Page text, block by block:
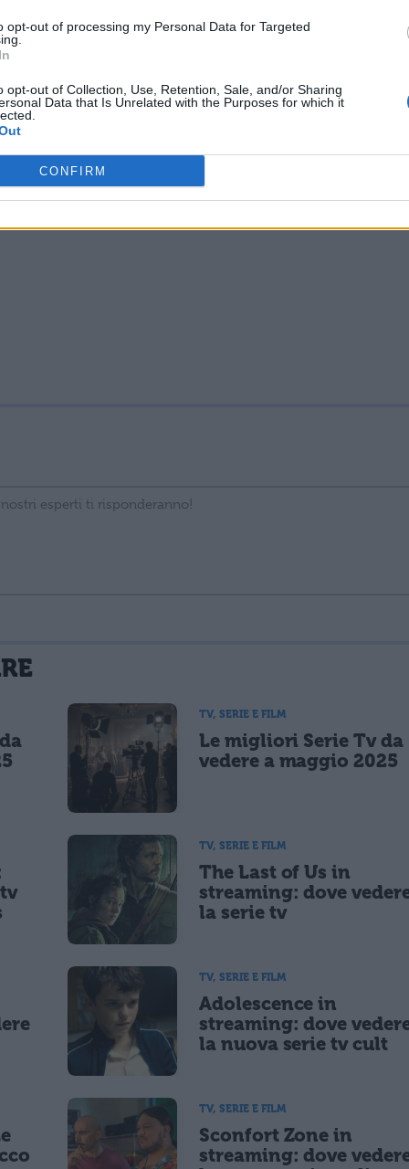
opt-out of processing my Personal Data for Targeted
opt-out of Collection, Use, Retention, Sale, and/or Sharing
Data that Is Unrelated with the Purposes for which it
CONFIRM
prova per capire se sia effettivamente
follemente innamorato della sua Federica e
I due sono usciti durante la prima
delle fidanzate non sopportando la
1 puntata
insieme?
cookie salvi i tuoi dati (nome, email) per il prossimo commento.
di marketing diretto con modalità automatizzate o tradizionali
TV, SERIE E FILM
Le migliori Serie Tv da
vedere a maggio 2025
TV, SERIE E FILM
The Last of Us in
streaming: dove
la serie tv
TV, SERIE E FILM
Adolescence in
streaming: dove
la nuova serie tv cult
TV, SERIE E FILM
Sconfort Zone in
streaming: dove